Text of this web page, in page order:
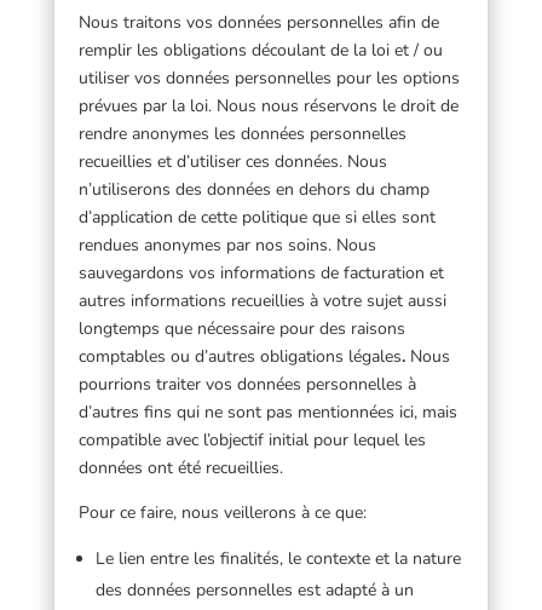
Nous traitons vos données personnelles afin de
remplir les obligations découlant de la loi et / ou
utiliser vos données personnelles pour les options
prévues par la loi. Nous nous réservons le droit de
rendre anonymes les données personnelles
recueillies et d’utiliser ces données. Nous
n’utiliserons des données en dehors du champ
d’application de cette politique que si elles sont
rendues anonymes par nos soins. Nous
sauvegardons vos informations de facturation et
autres informations recueillies à votre sujet aussi
longtemps que nécessaire pour des raisons
comptables ou d’autres obligations légales. Nous
pourrions traiter vos données personnelles à
d’autres fins qui ne sont pas mentionnées ici, mais
compatible avec l’objectif initial pour lequel les
données ont été recueillies.
Pour ce faire, nous veillerons à ce que:
Le lien entre les finalités, le contexte et la nature
des données personnelles est adapté à un